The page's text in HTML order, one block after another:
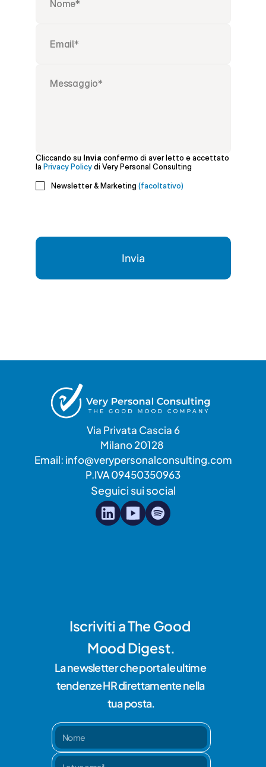
Cliccando su Invia confermo di aver letto e accettato
la Privacy Policy di Very Personal Consulting
Newsletter & Marketing (facoltativo)
Invia
Seguici sui social
Via Privata Cascia 6
Milano 20128
Email: info@verypersonalconsulting.com
P.IVA 09450350963
Iscriviti a The Good
Mood Digest.
La newsletter che porta le ultime
tendenze HR direttamente nella
tua posta.